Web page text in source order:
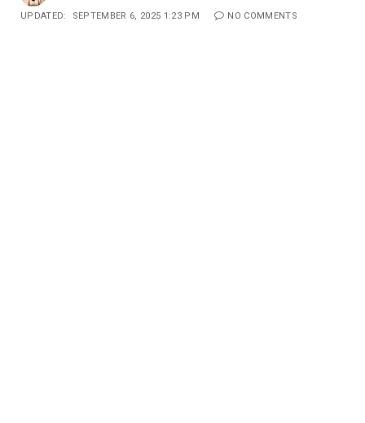
UPDATED: SEPTEMBER 6, 2025 1:23 PM NO COMMENTS